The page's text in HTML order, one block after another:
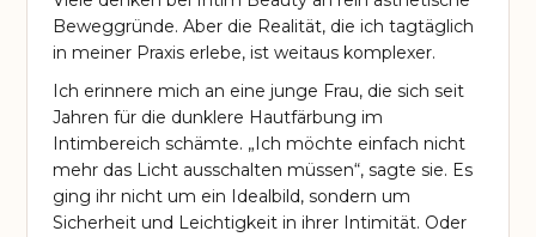
Beweggründe. Aber die Realität, die ich tagtäglich
in meiner Praxis erlebe, ist weitaus komplexer.
Ich erinnere mich an eine junge Frau, die sich seit
Jahren für die dunklere Hautfärbung im
Intimbereich schämte. „Ich möchte einfach nicht
mehr das Licht ausschalten müssen“, sagte sie. Es
ging ihr nicht um ein Idealbild, sondern um
Sicherheit und Leichtigkeit in ihrer Intimität. Oder